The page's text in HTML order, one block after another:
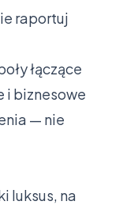
raportuj
łączące
i biznesowe
— nie
luksus, na